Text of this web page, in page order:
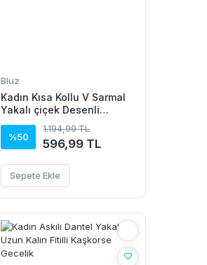
Bluz
Kadın Kısa Kollu V Sarmal
Yakalı çiçek Desenli
Süprem Bluz
%50
1.194,99 TL
596,99 TL
Sepete Ekle